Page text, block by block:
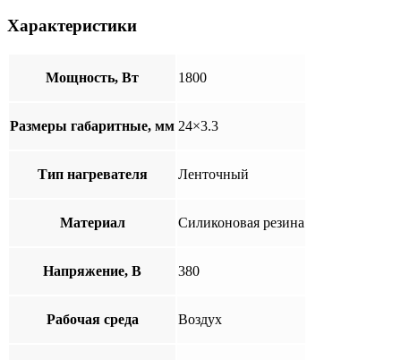
Характеристики
Мощность, Вт 1800
Размеры габаритные, мм 24×3.3
Тип нагревателя Ленточный
Материал Cиликоновая резина
Напряжение, В 380
Рабочая среда Воздух